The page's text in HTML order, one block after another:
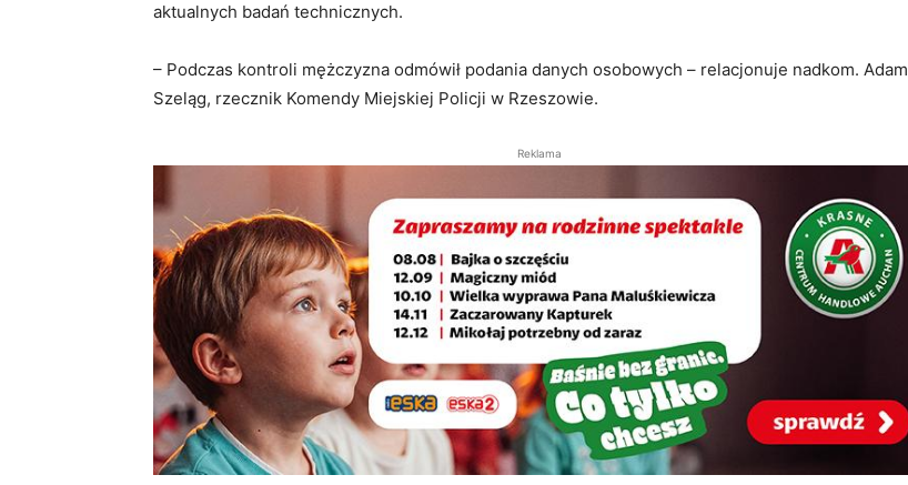
aktualnych badań technicznych.
– Podczas kontroli mężczyzna odmówił podania danych osobowych – relacjonuje nadkom. Adam
Szeląg, rzecznik Komendy Miejskiej Policji w Rzeszowie.
Reklama